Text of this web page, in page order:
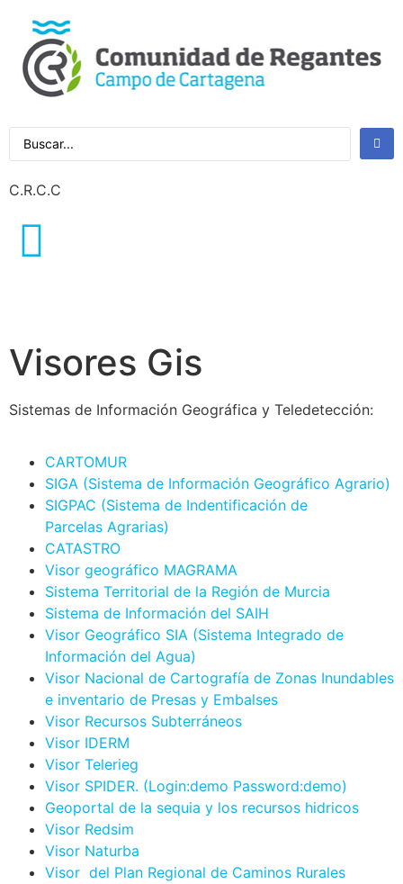
C.R.C.C
Visores Gis
Sistemas de Información Geográfica y Teledetección:
CARTOMUR
SIGA (Sistema de Información Geográfico Agrario)
SIGPAC (Sistema de Indentificación de
Parcelas Agrarias)
CATASTRO
Visor geográfico MAGRAMA
Sistema Territorial de la Región de Murcia
Sistema de Información del SAIH
Visor Geográfico SIA (Sistema Integrado de
Información del Agua)
Visor Nacional de Cartografía de Zonas Inundables
e inventario de Presas y Embalses
Visor Recursos Subterráneos
Visor IDERM
Visor Telerieg
Visor SPIDER. (Login:demo Password:demo)
Geoportal de la sequia y los recursos hidricos
Visor Redsim
Visor Naturba
Visor del Plan Regional de Caminos Rurales